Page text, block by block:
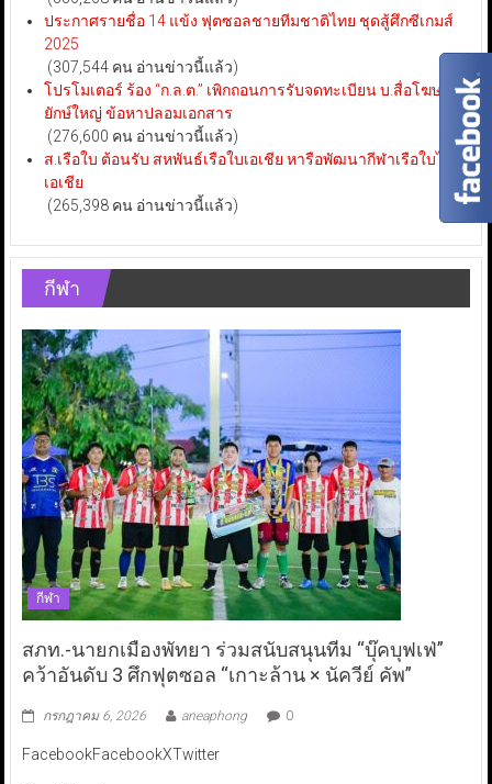
ประกาศรายชื่อ 14 แข้ง ฟุตซอลชายทีมชาติไทย ชุดสู้ศึกซีเกมส์
2025
(307,544 คน อ่านข่าวนี้แล้ว)
โปรโมเตอร์ ร้อง “ก.ล.ต.” เพิกถอนการรับจดทะเบียน บ.สื่อโฆษณา
ยักษ์ใหญ่ ข้อหาปลอมเอกสาร
(276,600 คน อ่านข่าวนี้แล้ว)
ส.เรือใบ ต้อนรับ สหพันธ์เรือใบเอเชีย หารือพัฒนากีฬาเรือใบไทย-
เอเชีย
(265,398 คน อ่านข่าวนี้แล้ว)
กีฬา
กีฬา
สภท.-นายกเมืองพัทยา ร่วมสนับสนุนทีม “บุ๊คบุฟเฟ่”
คว้าอันดับ 3 ศึกฟุตซอล “เกาะล้าน × นัควีย์ คัพ”
กรกฎาคม 6, 2026 aneaphong 0
FacebookFacebookXTwitter